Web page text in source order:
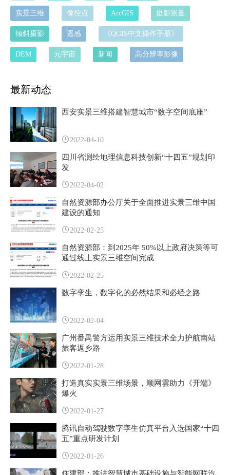
实景三维 像控点 ArcGIS 摄影测量
倾斜摄影 遥感 《QGIS中文操作手册》
DEM 元宇宙 新闻 高分辨率影像
最新动态
西安实景三维搭建智慧城市“数字空间底座”
2022-04-10
四川省测绘地理信息科技创新“十四五”规划印
发
2022-04-02
自然资源部办公厅关于全面推进实景三维中国
建设的通知
2022-02-25
自然资源部：到2025年 50%以上政府决策等可
通过线上实景三维空间完成
2022-02-25
数字孪生，数字化的必然结果和必经之路
2022-02-04
广州番禺警方运用实景三维技术全力护航南站
旅客返乡路
2022-01-28
打造真实实景三维场景，顺网雲助力《开端》
爆火
2022-01-27
腾讯自动驾驶数字孪生仿真平台入选国家“十四
五”重点研发计划
2022-01-26